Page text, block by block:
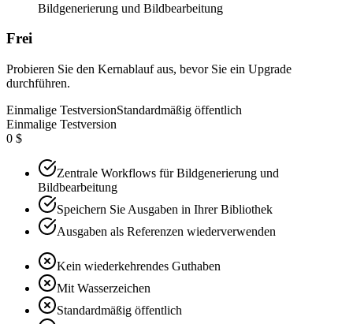
Bildgenerierung und Bildbearbeitung
Frei
Probieren Sie den Kernablauf aus, bevor Sie ein Upgrade
durchführen.
Einmalige TestversionStandardmäßig öffentlich
Einmalige Testversion
0 $
Zentrale Workflows für Bildgenerierung und
Bildbearbeitung
Speichern Sie Ausgaben in Ihrer Bibliothek
Ausgaben als Referenzen wiederverwenden
Kein wiederkehrendes Guthaben
Mit Wasserzeichen
Standardmäßig öffentlich